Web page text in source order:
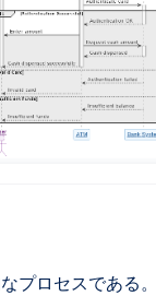
プロセスである